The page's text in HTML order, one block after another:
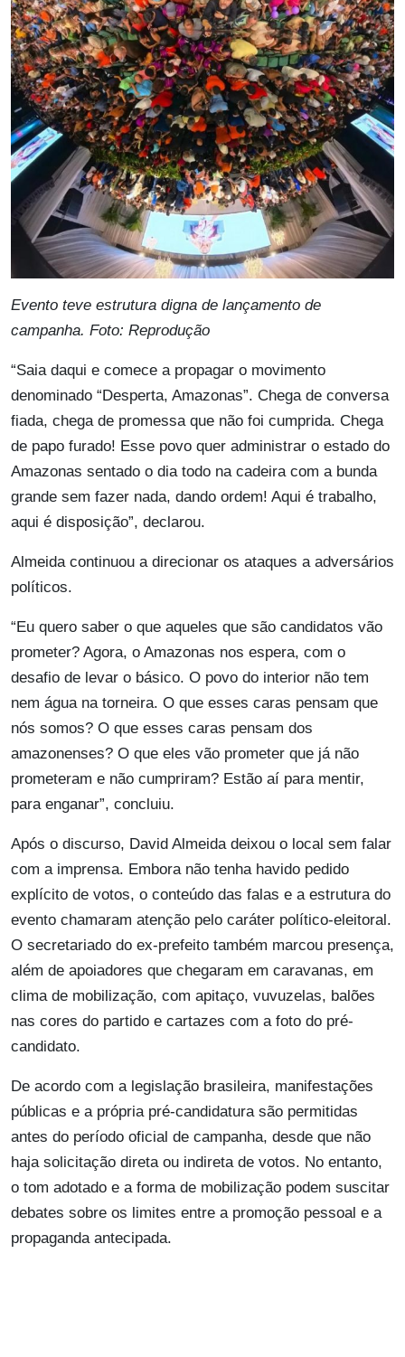
Evento teve estrutura digna de lançamento de
campanha. Foto: Reprodução
“Saia daqui e comece a propagar o movimento
denominado “Desperta, Amazonas”. Chega de conversa
fiada, chega de promessa que não foi cumprida. Chega
de papo furado! Esse povo quer administrar o estado do
Amazonas sentado o dia todo na cadeira com a bunda
grande sem fazer nada, dando ordem! Aqui é trabalho,
aqui é disposição”, declarou.
Almeida continuou a direcionar os ataques a adversários
políticos.
“Eu quero saber o que aqueles que são candidatos vão
prometer? Agora, o Amazonas nos espera, com o
desafio de levar o básico. O povo do interior não tem
nem água na torneira. O que esses caras pensam que
nós somos? O que esses caras pensam dos
amazonenses? O que eles vão prometer que já não
prometeram e não cumpriram? Estão aí para mentir,
para enganar”, concluiu.
Após o discurso, David Almeida deixou o local sem falar
com a imprensa. Embora não tenha havido pedido
explícito de votos, o conteúdo das falas e a estrutura do
evento chamaram atenção pelo caráter político-eleitoral.
O secretariado do ex-prefeito também marcou presença,
além de apoiadores que chegaram em caravanas, em
clima de mobilização, com apitaço, vuvuzelas, balões
nas cores do partido e cartazes com a foto do pré-
candidato.
De acordo com a legislação brasileira, manifestações
públicas e a própria pré-candidatura são permitidas
antes do período oficial de campanha, desde que não
haja solicitação direta ou indireta de votos. No entanto,
o tom adotado e a forma de mobilização podem suscitar
debates sobre os limites entre a promoção pessoal e a
propaganda antecipada.